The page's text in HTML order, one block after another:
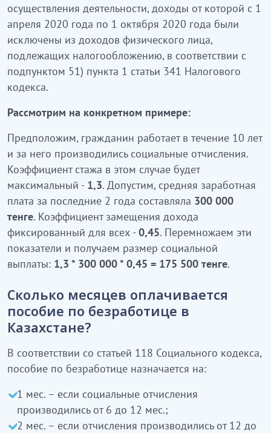
осуществления деятельности, доходы от которой с 1
апреля 2020 года по 1 октября 2020 года были
исключены из доходов физического лица,
подлежащих налогообложению, в соответствии с
подпунктом 51) пункта 1 статьи 341 Налогового
кодекса.
Рассмотрим на конкретном примере:
Предположим, гражданин работает в течение 10 лет
и за него производились социальные отчисления.
Коэффициент стажа в этом случае будет
максимальный - 1,3. Допустим, средняя заработная
плата за последние 2 года составляла 300 000
тенге. Коэффициент замещения дохода
фиксированный для всех -0,45. Перемножаем эти
показатели и получаем размер социальной
выплаты: 1,3 * 300 000 * 0,45 = 175 500 тенге.
Сколько месяцев оплачивается
пособие по безработице в
Казахстане?
В соответствии со статьей 118 Социального кодекса,
пособие по безработице назначается на:
1 мес. – если социальные отчисления
производились от 6 до 12 мес.;
2 мес. – если отчисления производились от 12 до